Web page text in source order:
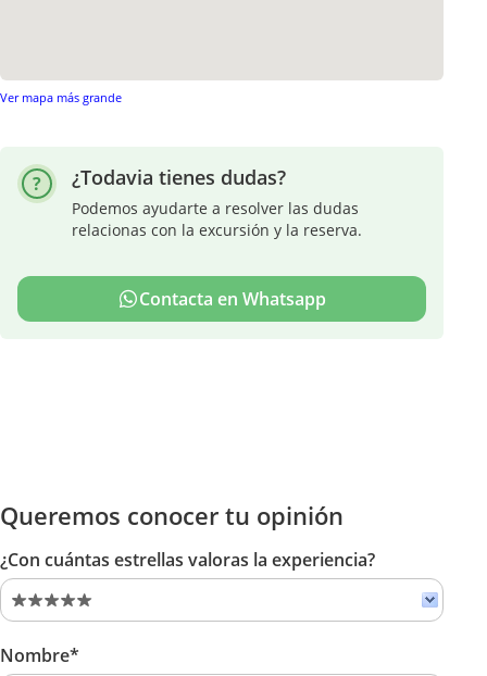
Ver mapa más grande
¿Todavia tienes dudas?
Podemos ayudarte a resolver las dudas
relacionas con la excursión y la reserva.
Contacta en Whatsapp
Queremos conocer tu opinión
¿Con cuántas estrellas valoras la experiencia?
Nombre*